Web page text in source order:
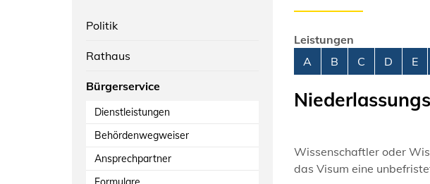
Politik
Rathaus
Bürgerservice
Dienstleistungen
Behördenwegweiser
Ansprechpartner
Leistungen
Alphabetisches Register
A B C D E
Wissenschaftler oder
das Visum eine